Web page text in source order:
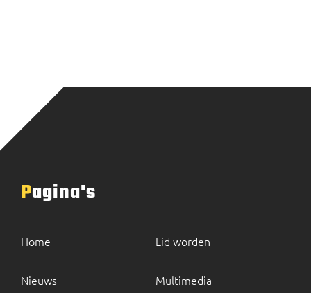
Pagina's
Home
Nieuws
Lid worden
Multimedia